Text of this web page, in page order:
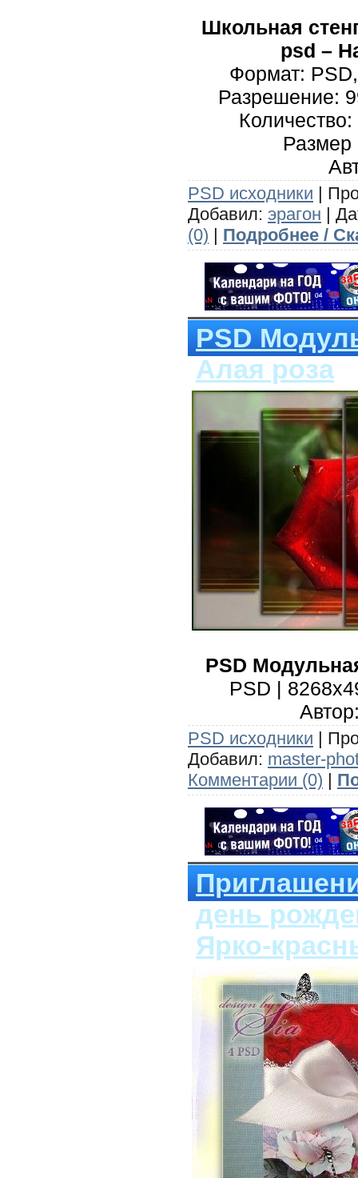
Школьная
psd –
Формат:
Разрешение:
Размер
PSD исходники |
Добавил: эрагон |
(0) | Подробнее /
PSD
Алая роза
PSD
PSD |
PSD исходники |
Добавил: master-
Комментарии (0) |
день
Ярко-